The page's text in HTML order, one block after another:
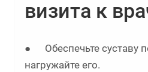
визита к
● Обеспечьте суставу
нагружайте его.